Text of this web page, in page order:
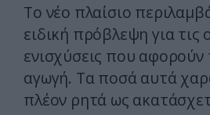
Το νέο πλαίσιο
ειδική πρόβλεψη για τις
ενισχύσεις που αφορούν
αγωγή. Τα ποσά αυτά
πλέον ρητά ως